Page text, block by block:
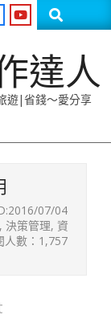
Search
達人
遊|省錢～愛分享
2016/07/04
, 決策管理, 資
人數：1,757